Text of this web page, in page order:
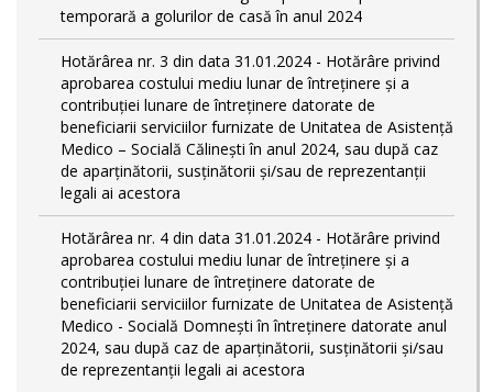
temporară a golurilor de casă în anul 2024
Hotărârea nr. 3 din data 31.01.2024 - Hotărâre privind
aprobarea costului mediu lunar de întreținere și a
contribuției lunare de întreținere datorate de
beneficiarii serviciilor furnizate de Unitatea de Asistență
Medico – Socială Călineşti în anul 2024, sau după caz
de aparținătorii, susținătorii și/sau de reprezentanții
legali ai acestora
Hotărârea nr. 4 din data 31.01.2024 - Hotărâre privind
aprobarea costului mediu lunar de întreținere și a
contribuției lunare de întreținere datorate de
beneficiarii serviciilor furnizate de Unitatea de Asistență
Medico - Socială Domnești în întreținere datorate anul
2024, sau după caz de aparținătorii, susținătorii și/sau
de reprezentanții legali ai acestora